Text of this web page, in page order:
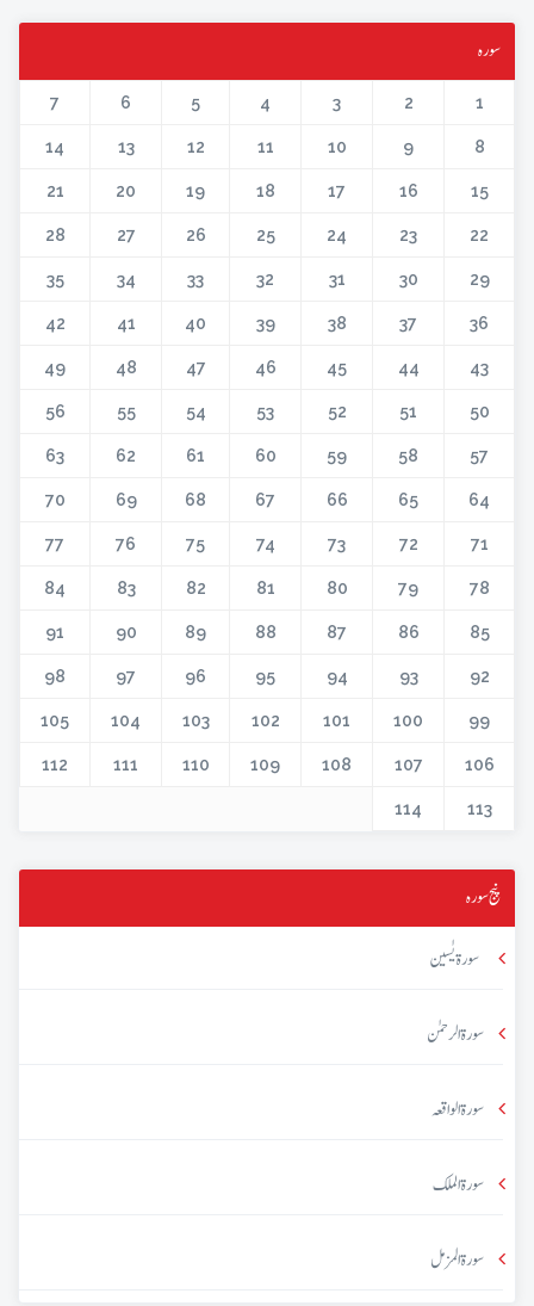
سورہ
1
2
3
4
5
6
7
8
9
10
11
12
13
14
15
16
17
18
19
20
21
22
23
24
25
26
27
28
29
30
31
32
33
34
35
36
37
38
39
40
41
42
43
44
45
46
47
48
49
50
51
52
53
54
55
56
57
58
59
60
61
62
63
64
65
66
67
68
69
70
71
72
73
74
75
76
77
78
79
80
81
82
83
84
85
86
87
88
89
90
91
92
93
94
95
96
97
98
99
100
101
102
103
104
105
106
107
108
109
110
111
112
113
114
پنج سورہ
سورۃ یٰسین
سورۃ الرحمٰن
سورۃ الواقعہ
سورۃ الملک
سورۃ المزمل